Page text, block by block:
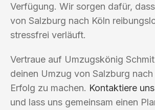
Verfügung. Wir sorgen dafür,
von Salzburg nach Köln
stressfrei verläuft.
Vertraue auf Umzugskönig
deinen Umzug von Salzburg nach
Erfolg zu machen. Kontaktiere uns
und lass uns gemeinsam einen